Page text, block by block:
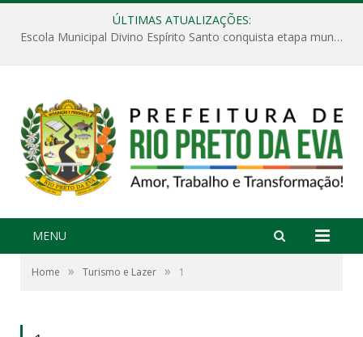
ÚLTIMAS ATUALIZAÇÕES:
Escola Municipal Divino Espírito Santo conquista etapa municipal da V Feira Amazonense de Matemática
MENU
Home » Turismo e Lazer » 1